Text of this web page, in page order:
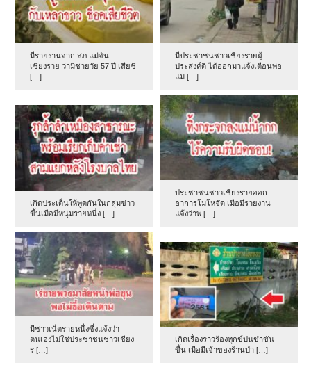
มีรายงานจาก สภ.แม่จัน
เชียงราย ว่ามีชายวัย 57 ปี เสียชี
[…]
มีประชาชนชาวเชียงรายผู้
ประสงค์ดี ได้ออกมาแจ้งเตือนพ่อ
แม […]
เกิดประเด็นให้พูดกันในกลุ่มข่าว
ขึ้นเมื่อมีหนุ่มรายหนึ่ง […]
ประชาชนชาวเชียงรายออก
อาการโมโหจัด เมื่อมีรายงาน
แจ้งว่าพ […]
มีชาวเน็ตรายหนึ่งซึ่งแจ้งว่า
ตนเองไม่ใช่ประชาชนชาวเชียง
ร […]
เกิดเรื่องราวร้องทุกข์ปนขำขัน
ขึ้น เมื่อมีเจ้าของร้านป่า […]